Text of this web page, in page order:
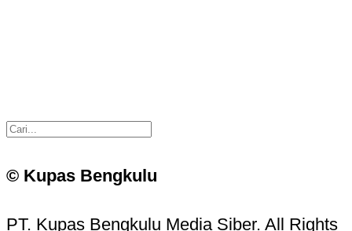
© Kupas Bengkulu
PT. Kupas Bengkulu Media Siber. All Rights